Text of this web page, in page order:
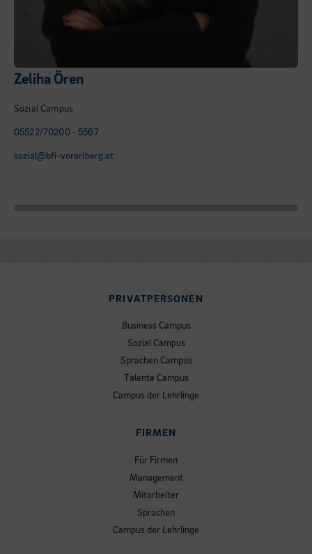
Zeliha Ören
Sozial Campus
05522/70200 - 5567
sozial@bfi-vorarlberg.at
PRIVATPERSONEN
Business Campus
Sozial Campus
Sprachen Campus
Talente Campus
Campus der Lehrlinge
FIRMEN
Für Firmen
Management
Mitarbeiter
Sprachen
Campus der Lehrlinge